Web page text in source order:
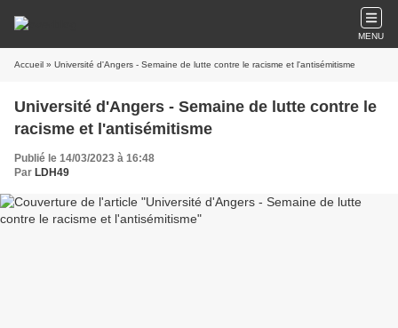
MENU
Accueil » Université d'Angers - Semaine de lutte contre le racisme et l'antisémitisme
Université d'Angers - Semaine de lutte contre le
racisme et l'antisémitisme
Publié le 14/03/2023 à 16:48
Par LDH49